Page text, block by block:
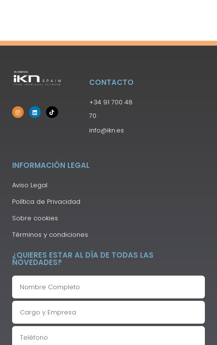
CONTACTO
+34 91 700 48
70
info@ikn.es
INFORMACIÓN LEGAL
Aviso Legal
Política de Privacidad
Sobre cookies
Términos y condiciones
¿QUIERES ESTAR AL DÍA DE TODAS LAS
NOVEDADES?